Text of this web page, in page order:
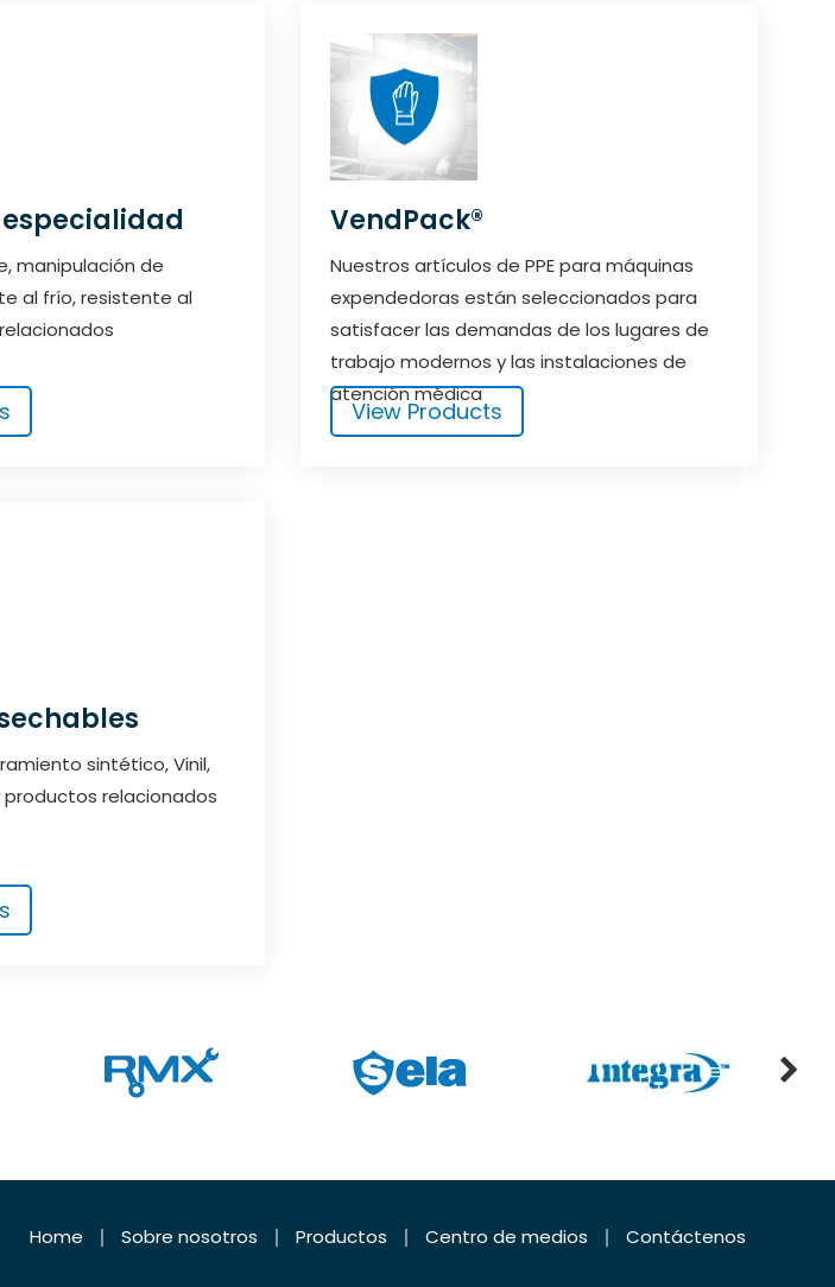
manipulación de
al frío, resistente al
VendPack®
Nuestros artículos de PPE para máquinas
expendedoras están seleccionados para
satisfacer las demandas de los lugares de
trabajo modernos y las instalaciones de
atención médica
View Products
sintético, Vinil,
productos relacionados
Home Sobre nosotros Productos Centro de medios Contáctenos